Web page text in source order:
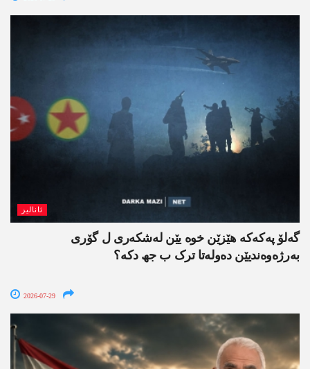
ئانالیز
گەلۆ پەکەکە ھێزێن خوە یێن لەشکەری ل گۆری
بەرژەوەندیێن دەولەتا ترک ب جھ دکە؟
2026-07-29